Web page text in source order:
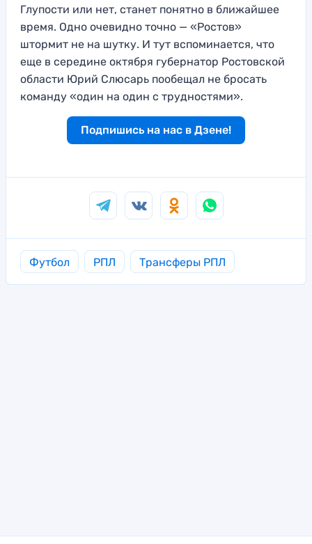
Глупости или нет, станет понятно в ближайшее
время. Одно очевидно точно — «Ростов»
штормит не на шутку. И тут вспоминается, что
еще в середине октября губернатор Ростовской
области Юрий Слюсарь пообещал не бросать
команду «один на один с трудностями».
Подпишись на нас в Дзене!
Футбол РПЛ Трансферы РПЛ